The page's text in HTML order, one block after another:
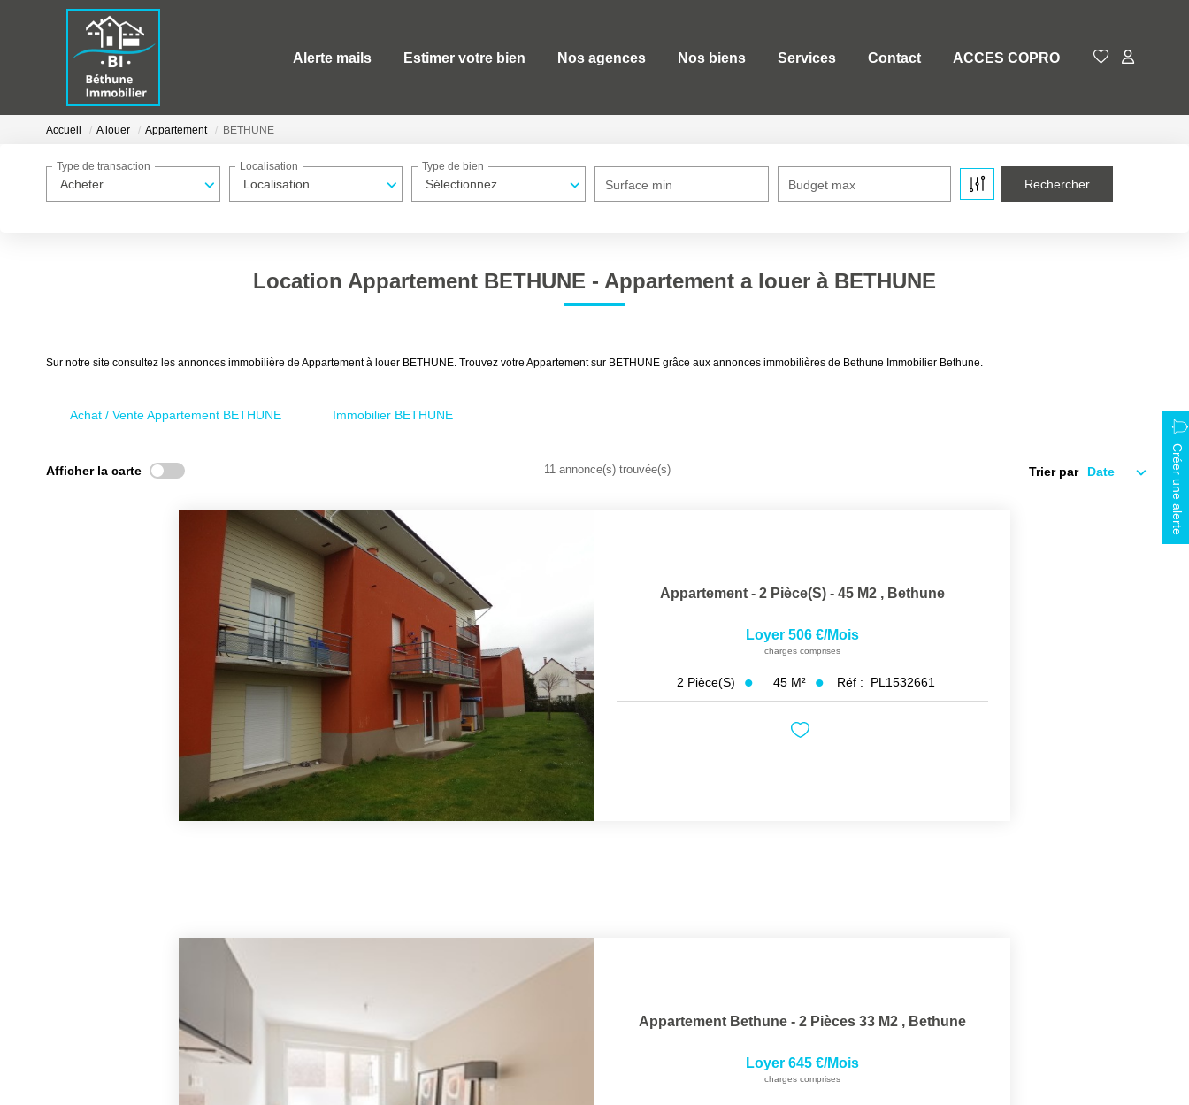
Alerte mails Estimer votre bien Nos agences Nos biens Services Contact ACCES COPRO
Accueil A louer Appartement BETHUNE
Acheter
Type de transaction
Localisation
Localisation
Sélectionnez...
Type de bien
Surface min Budget max
Location Appartement BETHUNE - Appartement a louer à BETHUNE
Sur notre site consultez les annonces immobilière de Appartement à louer BETHUNE. Trouvez votre Appartement sur BETHUNE grâce aux annonces immobilières de Bethune Immobilier Bethune.
Achat / Vente Appartement BETHUNE Immobilier BETHUNE
Créer une alerte
Afficher la carte 11 annonce(s) trouvée(s) Trier par
Appartement - 2 Pièce(s) - 45 M2 , Bethune
Loyer 506 €/mois
charges comprises
2 Pièce(s) 45 M² Réf : PL1532661
Appartement Bethune - 2 Pièces 33 M2 , Bethune
Loyer 645 €/mois
charges comprises